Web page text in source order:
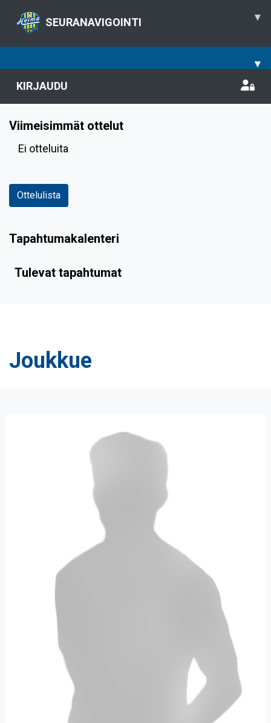
SEURANAVIGOINTI ▾
▾
KIRJAUDU
Viimeisimmät ottelut
Ei otteluita
Ottelulista
Tapahtumakalenteri
Tulevat tapahtumat
Joukkue